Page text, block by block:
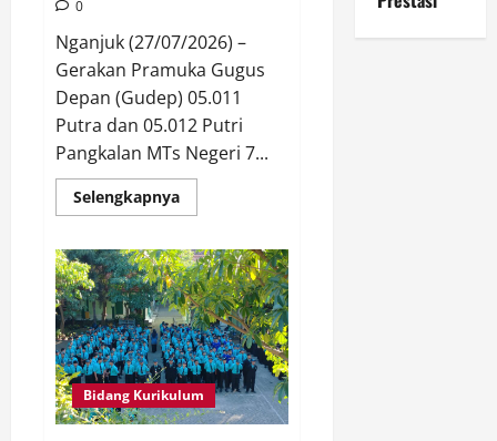
0
Nganjuk (27/07/2026) –
Gerakan Pramuka Gugus
Depan (Gudep) 05.011
Putra dan 05.012 Putri
Pangkalan MTs Negeri 7...
SelengkapnyaRead
more
Tamu
Galang
Gudep
05.011
dan
05.012
MTsN
7
Nganjuk:
Menanamkan
Jiwa
Pramuka
Bidang Kurikulum